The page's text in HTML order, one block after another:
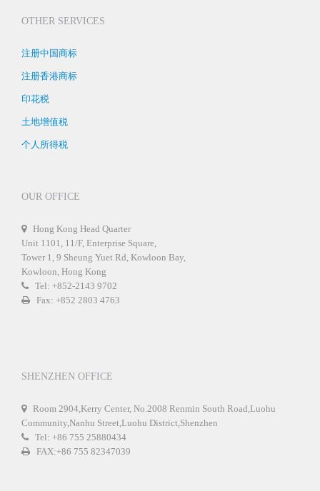
OTHER SERVICES
注册中国商标
注册香港商标
印花税
土地增值税
个人所得税
OUR OFFICE
Hong Kong Head Quarter
Unit 1101, 11/F, Enterprise Square,
Tower 1, 9 Sheung Yuet Rd, Kowloon Bay,
Kowloon, Hong Kong
Tel: +852-2143 9702
Fax: +852 2803 4763
SHENZHEN OFFICE
Room 2904,Kerry Center, No.2008 Renmin South Road,Luohu
Community,Nanhu Street,Luohu District,Shenzhen
Tel: +86 755 25880434
FAX:+86 755 82347039